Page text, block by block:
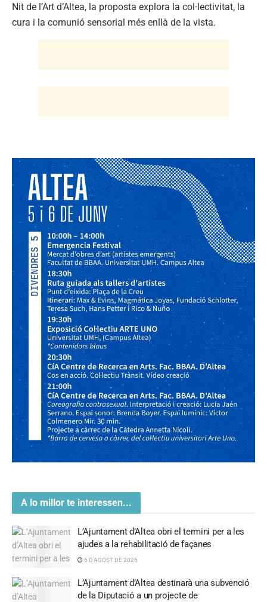
Nit de l’Art d’Altea, la proposta explora la col·lectivitat, la
cura i la comunió sensorial més enllà de la vista.
A lo millor te interessen...
L’Ajuntament d’Altea obri el termini per a les
ajudes a la rehabilitació de façanes
6 D'AGOST DE 2026
L’Ajuntament d’Altea destinarà una subvenció
de la Diputació a un projecte de